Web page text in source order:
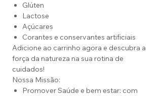
Glúten
Lactose
Açúcares
Corantes e conservantes artificiais
Adicione ao carrinho agora e descubra a
força da natureza na sua rotina de
cuidados!
Nossa Missão:
Promover Saúde e bem estar: com